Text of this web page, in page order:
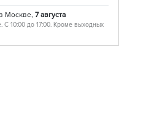
Москве, 7 августа
С 10:00 до 17:00. Кроме выходных